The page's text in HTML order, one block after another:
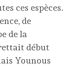
ces espèces.
de
de la
début
Younous